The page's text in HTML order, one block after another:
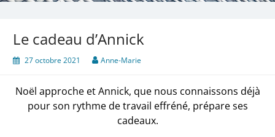
Le cadeau d’Annick
27 octobre 2021 Anne-Marie
Noël approche et Annick, que nous connaissons déjà
pour son rythme de travail effréné, prépare ses
cadeaux.